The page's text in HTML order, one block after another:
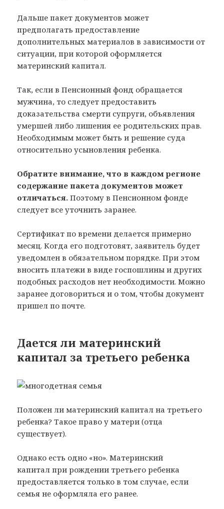
Дальше пакет документов может
предполагать предоставление
дополнительных материалов в зависимости от
ситуации, при которой оформляется
материнский капитал.
Так, если в Пенсионный фонд обращается
мужчина, то следует предоставить
доказательства смерти супруги, объявления
умершей либо лишения ее родительских прав.
Необходимым может быть и решение суда
относительно усыновления ребенка.
Обратите внимание, что в каждом регионе
содержание пакета документов может
отличаться. Поэтому в Пенсионном фонде
следует все уточнить заранее.
Сертификат по времени делается примерно
месяц. Когда его подготовят, заявитель будет
уведомлен в обязательном порядке. При этом
вносить платежи в виде госпошлины и других
подобных расходов нет необходимости. Можно
заранее договориться и о том, чтобы документ
пришел по почте.
Дается ли материнский
капитал за третьего ребенка
Положен ли материнский капитал на третьего
ребенка? Такое право у матери (отца
существует).
Однако есть одно «но». Материнский
капитал при рождении третьего ребенка
предоставляется только в том случае, если
семья не оформляла его ранее.